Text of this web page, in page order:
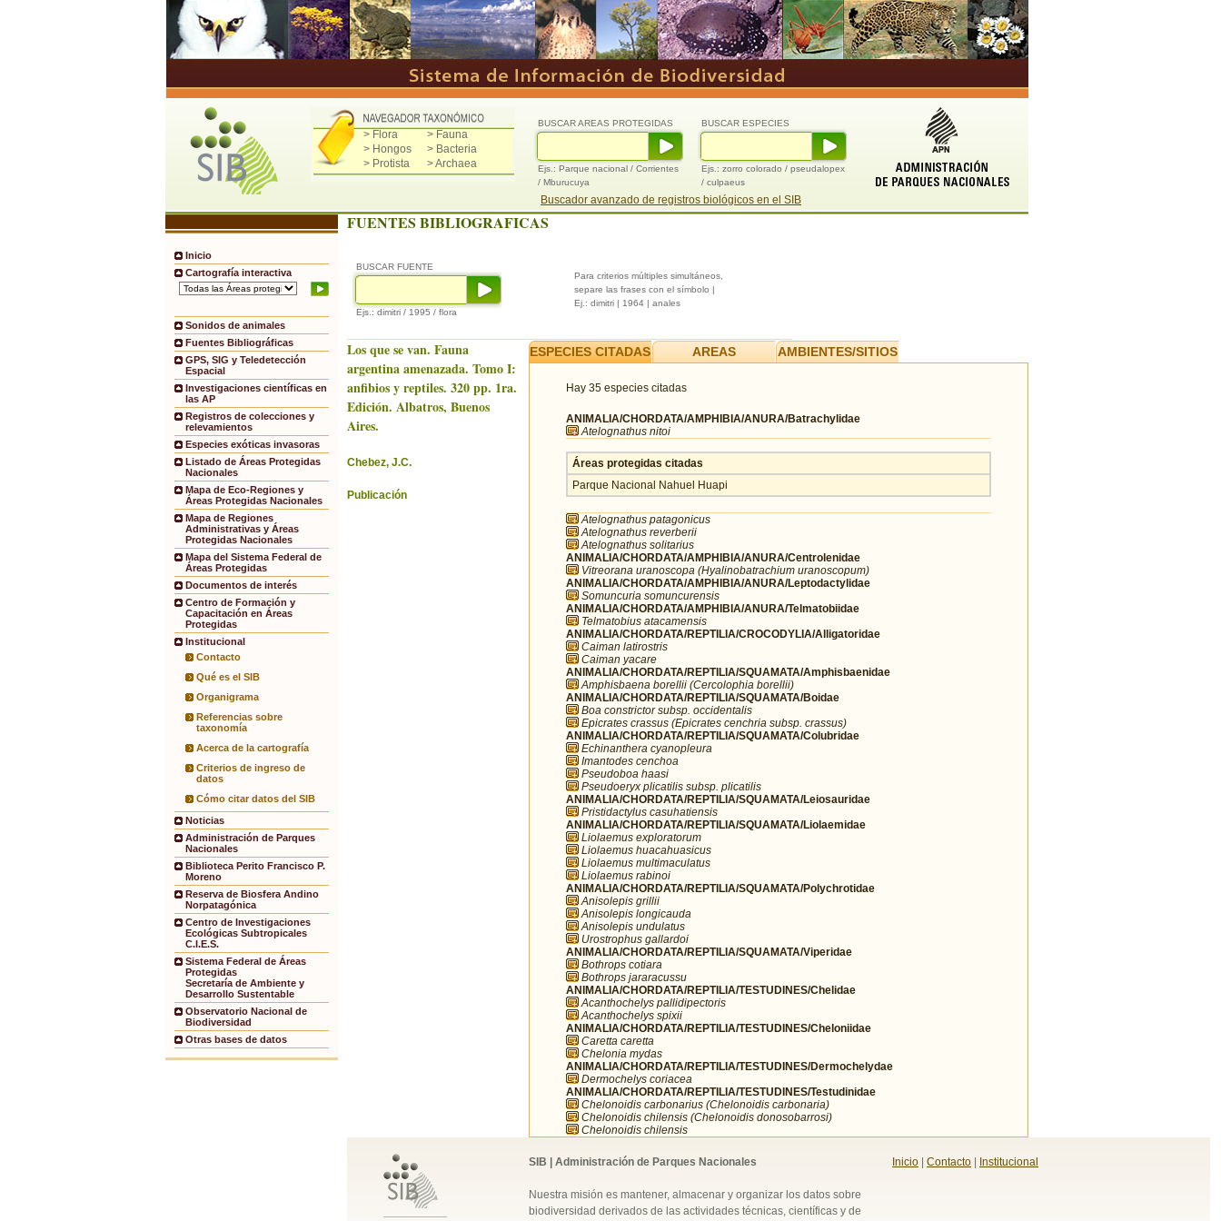
> Flora
> Fauna
> Hongos
> Bacteria
> Protista
> Archaea
BUSCAR ESPECIES
Ejs.: zorro colorado / pseudalopex
/ culpaeus
BUSCAR AREAS PROTEGIDAS
Ejs.: Parque nacional / Corrientes
/ Mburucuya
Buscador avanzado de registros biológicos en el SIB
Inicio
Cartografía interactiva
Sonidos de animales
Fuentes Bibliográficas
GPS, SIG y Teledetección
Espacial
Investigaciones científicas en
las AP
Registros de colecciones y
relevamientos
Especies exóticas invasoras
Listado de Áreas Protegidas
Nacionales
Mapa de Eco-Regiones y
Áreas Protegidas Nacionales
Mapa de Regiones
Administrativas y Áreas
Protegidas Nacionales
Mapa del Sistema Federal de
Áreas Protegidas
Documentos de interés
Centro de Formación y
Capacitación en Áreas
Protegidas
Institucional
Contacto
Qué es el SIB
Organigrama
Referencias sobre
taxonomía
Acerca de la cartografía
Criterios de ingreso de
datos
Cómo citar datos del SIB
Noticias
Administración de Parques
Nacionales
Biblioteca Perito Francisco P.
Moreno
Reserva de Biosfera Andino
Norpatagónica
Centro de Investigaciones
Ecológicas Subtropicales
C.I.E.S.
Sistema Federal de Áreas
Protegidas
Secretaría de Ambiente y
Desarrollo Sustentable
Observatorio Nacional de
Biodiversidad
Otras bases de datos
FUENTES BIBLIOGRAFICAS
BUSCAR FUENTE
Ejs.: dimitri / 1995 / flora
Para criterios múltiples simultáneos,
separe las frases con el símbolo |
Ej.: dimitri | 1964 | anales
Los que se van. Fauna
argentina amenazada. Tomo I:
anfibios y reptiles. 320 pp. 1ra.
Edición. Albatros, Buenos
Aires.
Chebez, J.C.
Publicación
ESPECIES CITADAS AREAS AMBIENTES/SITIOS
Hay 35 especies citadas
ANIMALIA/CHORDATA/AMPHIBIA/ANURA/Batrachylidae
Atelognathus nitoi
Áreas protegidas citadas
Parque Nacional Nahuel Huapi
Atelognathus patagonicus
Atelognathus reverberii
Atelognathus solitarius
ANIMALIA/CHORDATA/AMPHIBIA/ANURA/Centrolenidae
Vitreorana uranoscopa (Hyalinobatrachium uranoscopum)
ANIMALIA/CHORDATA/AMPHIBIA/ANURA/Leptodactylidae
Somuncuria somuncurensis
ANIMALIA/CHORDATA/AMPHIBIA/ANURA/Telmatobiidae
Telmatobius atacamensis
ANIMALIA/CHORDATA/REPTILIA/CROCODYLIA/Alligatoridae
Caiman latirostris
Caiman yacare
ANIMALIA/CHORDATA/REPTILIA/SQUAMATA/Amphisbaenidae
Amphisbaena borellii (Cercolophia borellii)
ANIMALIA/CHORDATA/REPTILIA/SQUAMATA/Boidae
Boa constrictor subsp. occidentalis
Epicrates crassus (Epicrates cenchria subsp. crassus)
ANIMALIA/CHORDATA/REPTILIA/SQUAMATA/Colubridae
Echinanthera cyanopleura
Imantodes cenchoa
Pseudoboa haasi
Pseudoeryx plicatilis subsp. plicatilis
ANIMALIA/CHORDATA/REPTILIA/SQUAMATA/Leiosauridae
Pristidactylus casuhatiensis
ANIMALIA/CHORDATA/REPTILIA/SQUAMATA/Liolaemidae
Liolaemus exploratorum
Liolaemus huacahuasicus
Liolaemus multimaculatus
Liolaemus rabinoi
ANIMALIA/CHORDATA/REPTILIA/SQUAMATA/Polychrotidae
Anisolepis grillii
Anisolepis longicauda
Anisolepis undulatus
Urostrophus gallardoi
ANIMALIA/CHORDATA/REPTILIA/SQUAMATA/Viperidae
Bothrops cotiara
Bothrops jararacussu
ANIMALIA/CHORDATA/REPTILIA/TESTUDINES/Chelidae
Acanthochelys pallidipectoris
Acanthochelys spixii
ANIMALIA/CHORDATA/REPTILIA/TESTUDINES/Cheloniidae
Caretta caretta
Chelonia mydas
ANIMALIA/CHORDATA/REPTILIA/TESTUDINES/Dermochelydae
Dermochelys coriacea
ANIMALIA/CHORDATA/REPTILIA/TESTUDINES/Testudinidae
Chelonoidis carbonarius (Chelonoidis carbonaria)
Chelonoidis chilensis (Chelonoidis donosobarrosi)
Chelonoidis chilensis
SIB | Administración de Parques Nacionales
Nuestra misión es mantener, almacenar y organizar los datos sobre
biodiversidad derivados de las actividades técnicas, científicas y de
Inicio | Contacto | Institucional